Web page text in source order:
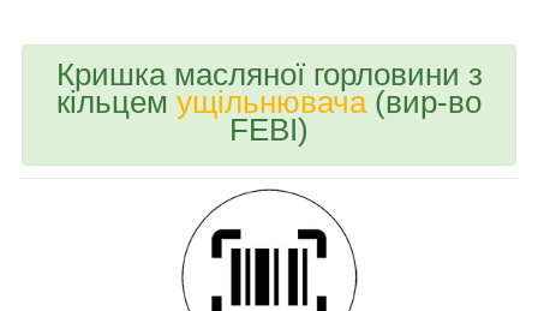
Кришка масляної горловини з
кільцем ущільнювача(вир-во
FEBI)